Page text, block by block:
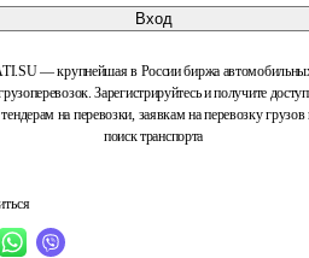
Вход
— крупнейшая в России биржа
Зарегистрируйтесь и получите доступ
на перевозки, заявкам на перевозку грузов
поиск транспорта